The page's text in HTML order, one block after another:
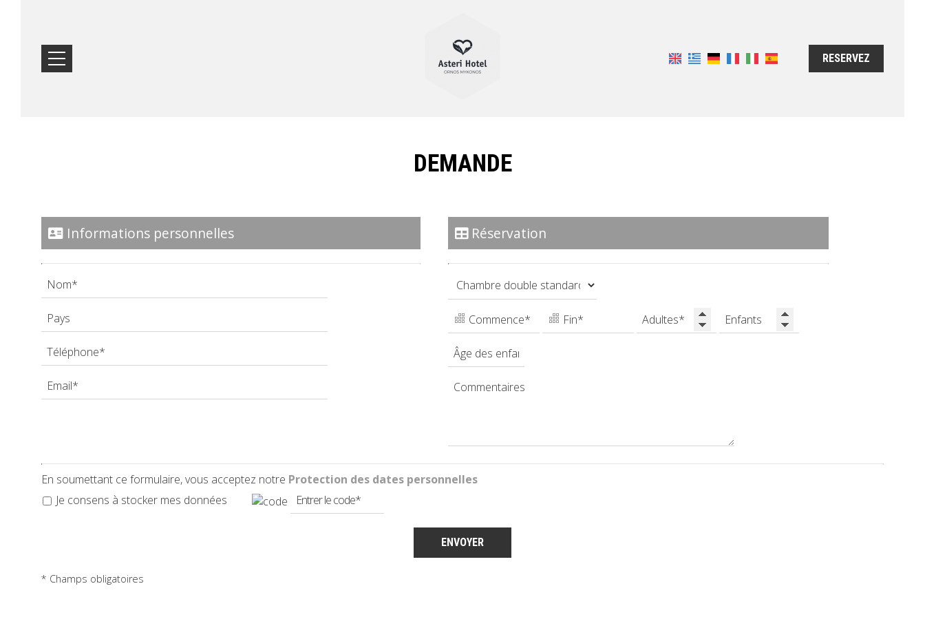
RESERVEZ
HÉBERGEMENT
INSTALLATIONS
GALERIE DE
CONTACT
DEMANDE
Informations personnelles Réservation
En soumettant ce formulaire, vous acceptez notre Protection des dates personnelles
Je consens à stocker mes données
ENVOYER
* Champs obligatoires